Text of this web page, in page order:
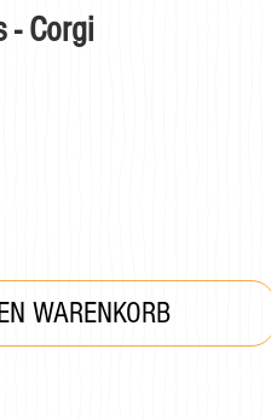
- Corgi
WARENKORB